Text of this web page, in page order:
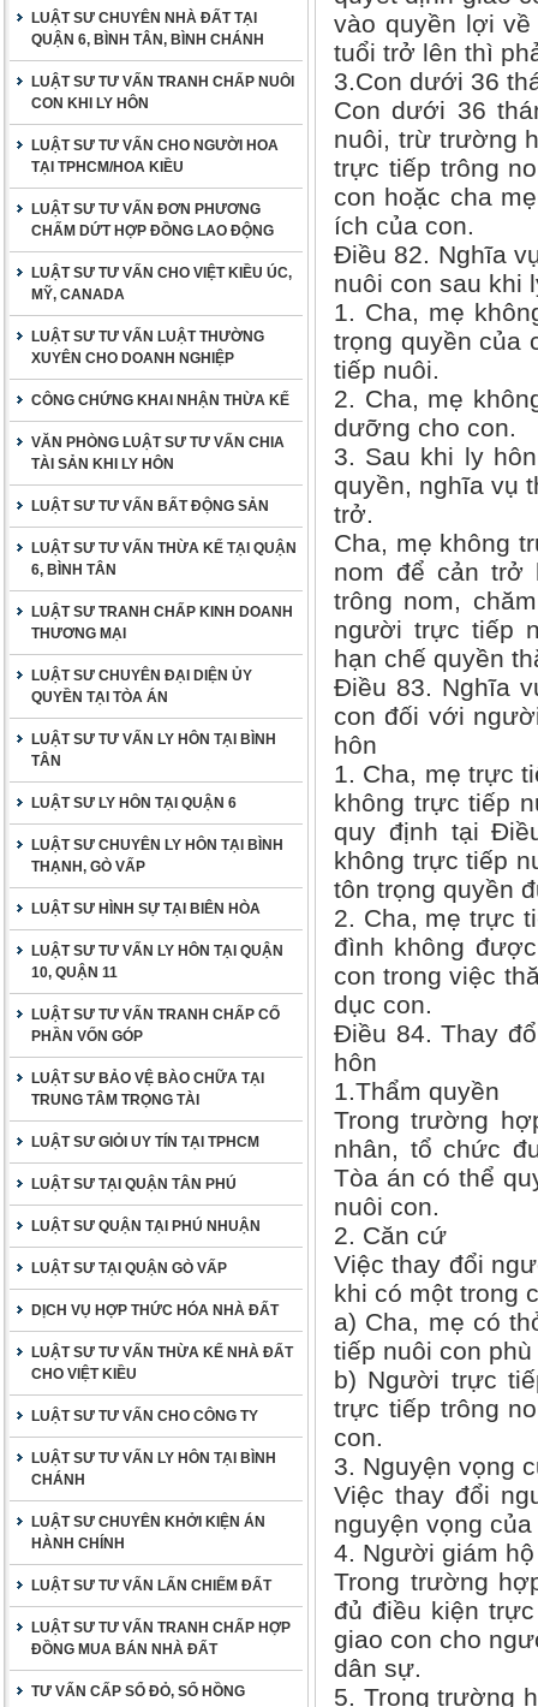
LUẬT SƯ CHUYÊN NHÀ ĐẤT TẠI
QUẬN 6, BÌNH TÂN, BÌNH CHÁNH
LUẬT SƯ TƯ VẤN TRANH CHẤP NUÔI
CON KHI LY HÔN
LUẬT SƯ TƯ VẤN CHO NGƯỜI HOA
TẠI TPHCM/HOA KIỀU
LUẬT SƯ TƯ VẤN ĐƠN PHƯƠNG
CHẤM DỨT HỢP ĐỒNG LAO ĐỘNG
LUẬT SƯ TƯ VẤN CHO VIỆT KIỀU ÚC,
MỸ, CANADA
LUẬT SƯ TƯ VẤN LUẬT THƯỜNG
XUYÊN CHO DOANH NGHIỆP
CÔNG CHỨNG KHAI NHẬN THỪA KẾ
VĂN PHÒNG LUẬT SƯ TƯ VẤN CHIA
TÀI SẢN KHI LY HÔN
LUẬT SƯ TƯ VẤN BẤT ĐỘNG SẢN
LUẬT SƯ TƯ VẤN THỪA KẾ TẠI QUẬN
6, BÌNH TÂN
LUẬT SƯ TRANH CHẤP KINH DOANH
THƯƠNG MẠI
LUẬT SƯ CHUYÊN ĐẠI DIỆN ỦY
QUYỀN TẠI TÒA ÁN
LUẬT SƯ TƯ VẤN LY HÔN TẠI BÌNH
TÂN
LUẬT SƯ LY HÔN TẠI QUẬN 6
LUẬT SƯ CHUYÊN LY HÔN TẠI BÌNH
THẠNH, GÒ VẤP
LUẬT SƯ HÌNH SỰ TẠI BIÊN HÒA
LUẬT SƯ TƯ VẤN LY HÔN TẠI QUẬN
10, QUẬN 11
LUẬT SƯ TƯ VẤN TRANH CHẤP CỐ
PHẦN VỐN GÓP
LUẬT SƯ BẢO VỆ BÀO CHỮA TẠI
TRUNG TÂM TRỌNG TÀI
LUẬT SƯ GIỎI UY TÍN TẠI TPHCM
LUẬT SƯ TẠI QUẬN TÂN PHÚ
LUẬT SƯ QUẬN TẠI PHÚ NHUẬN
LUẬT SƯ TẠI QUẬN GÒ VẤP
DỊCH VỤ HỢP THỨC HÓA NHÀ ĐẤT
LUẬT SƯ TƯ VẤN THỪA KẾ NHÀ ĐẤT
CHO VIỆT KIỀU
LUẬT SƯ TƯ VẤN CHO CÔNG TY
LUẬT SƯ TƯ VẤN LY HÔN TẠI BÌNH
CHÁNH
LUẬT SƯ CHUYÊN KHỞI KIỆN ÁN
HÀNH CHÍNH
LUẬT SƯ TƯ VẤN LẤN CHIẾM ĐẤT
LUẬT SƯ TƯ VẤN TRANH CHẤP HỢP
ĐỒNG MUA BÁN NHÀ ĐẤT
TƯ VẤN CẤP SỔ ĐỎ, SỔ HỒNG
vào quyền lợi
tuổi trở lên thì
3.Con dưới 36
Con dưới 36
nuôi, trừ trường
trực tiếp trông
con hoặc cha
ích của con.
Điều 82. Nghĩa
nuôi con sau khi
1. Cha, mẹ
trọng quyền của
tiếp nuôi.
2. Cha, mẹ
dưỡng cho con.
3. Sau khi ly
quyền, nghĩa vụ
trở.
Cha, mẹ không
nom để cản trở
trông nom,
người trực tiếp
hạn chế quyền
Điều 83. Nghĩa
con đối với
hôn
1. Cha, mẹ trực
không trực tiếp
quy định tại
không trực tiếp
tôn trọng quyền
2. Cha, mẹ trực
đình không
con trong việc
dục con.
Điều 84. Thay
hôn
1.Thẩm quyền
Trong trường
nhân, tổ chức
Tòa án có thể
nuôi con.
2. Căn cứ
Việc thay đổi
khi có một trong
a) Cha, mẹ có
tiếp nuôi con
b) Người trực
trực tiếp trông
con.
3. Nguyện vọng
Việc thay đổi
nguyện vọng
4. Người giám hộ
Trong trường
đủ điều kiện
giao con cho
dân sự.
5. Trong trường